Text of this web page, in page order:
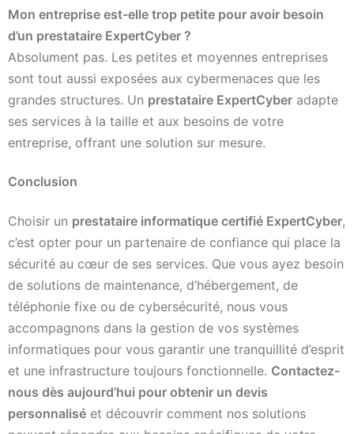
Mon entreprise est-elle trop petite pour avoir besoin
d’un prestataire ExpertCyber ?
Absolument pas. Les petites et moyennes entreprises
sont tout aussi exposées aux cybermenaces que les
grandes structures. Un prestataire ExpertCyber adapte
ses services à la taille et aux besoins de votre
entreprise, offrant une solution sur mesure.
Conclusion
Choisir un prestataire informatique certifié ExpertCyber,
c’est opter pour un partenaire de confiance qui place la
sécurité au cœur de ses services. Que vous ayez besoin
de solutions de maintenance, d’hébergement, de
téléphonie fixe ou de cybersécurité, nous vous
accompagnons dans la gestion de vos systèmes
informatiques pour vous garantir une tranquillité d’esprit
et une infrastructure toujours fonctionnelle. Contactez-
nous dès aujourd’hui pour obtenir un devis
personnalisé et découvrir comment nos solutions